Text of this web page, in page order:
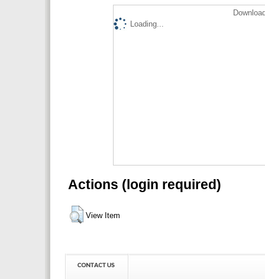
Loading...
Actions (login required)
View Item